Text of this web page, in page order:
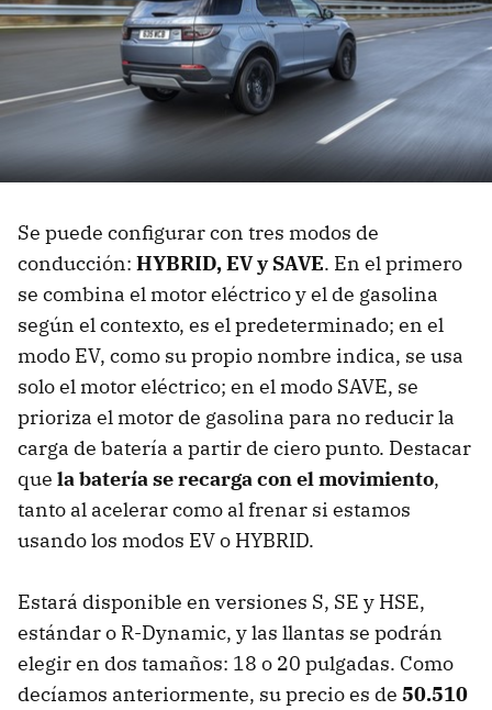
Se puede configurar con tres modos de
conducción: HYBRID, EV y SAVE. En el primero
se combina el motor eléctrico y el de gasolina
según el contexto, es el predeterminado; en el
modo EV, como su propio nombre indica, se usa
solo el motor eléctrico; en el modo SAVE, se
prioriza el motor de gasolina para no reducir la
carga de batería a partir de ciero punto. Destacar
que la batería se recarga con el movimiento,
tanto al acelerar como al frenar si estamos
usando los modos EV o HYBRID.
Estará disponible en versiones S, SE y HSE,
estándar o R-Dynamic, y las llantas se podrán
elegir en dos tamaños: 18 o 20 pulgadas. Como
decíamos anteriormente, su precio es de 50.510